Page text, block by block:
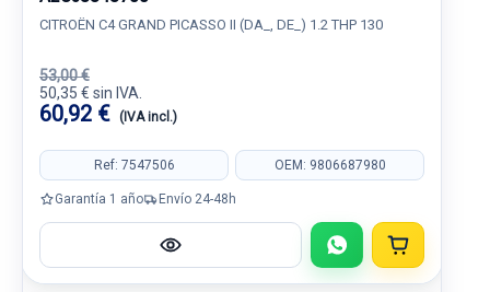
CITROËN C4 GRAND PICASSO II (DA_, DE_) 1.2 THP 130
53,00 €
50,35 € sin IVA.
60,92 € (IVA incl.)
Ref: 7547506 OEM: 9806687980
Garantía 1 año Envío 24-48h